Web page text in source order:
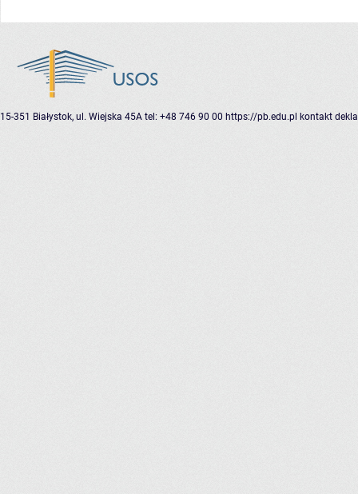
15-351 Białystok, ul. Wiejska 45A tel: +48 746 90 00 https://pb.edu.pl kontakt